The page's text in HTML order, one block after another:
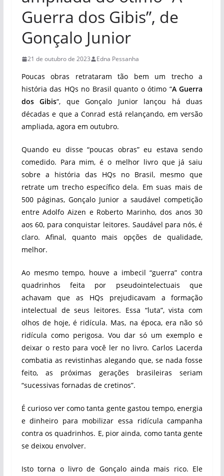
Guerra dos Gibis”, de
Gonçalo Junior
21 de outubro de 2023 Edna Pessanha
Poucas obras retrataram tão bem um trecho a
história das HQs no Brasil quanto o ótimo “A Guerra
dos Gibis“, que Gonçalo Junior lançou há duas
décadas e que a Conrad está relançando, em versão
ampliada, agora em outubro.
Quando eu disse “poucas obras” eu estava sendo
comedido. Para mim, é o melhor livro que já saiu
sobre a história das HQs no Brasil, mesmo que
retrate um trecho específico dela. Em suas mais de
500 páginas, Gonçalo Junior a saudável competição
entre Adolfo Aizen e Roberto Marinho, dos anos 30
aos 60, para conquistar leitores. Saudável para nós, é
claro. Afinal, quanto mais opções de qualidade,
melhor.
Ao mesmo tempo, houve a imbecil “guerra” contra
quadrinhos feita por pseudointelectuais que
achavam que as HQs prejudicavam a formação
intelectual de seus leitores. Essa “luta”, vista com
olhos de hoje, é ridícula. Mas, na época, era não só
ridícula como perigosa. Vou dar só um exemplo e
deixar o resto para você ler no livro. Carlos Lacerda
combatia as revistinhas alegando que, se nada fosse
feito, as próximas gerações brasileiras seriam
“sucessivas fornadas de cretinos”.
É curioso ver como tanta gente gastou tempo, energia
e dinheiro para mobilizar essa ridícula campanha
contra os quadrinhos. E, pior ainda, como tanta gente
se deixou envolver.
Isto torna o livro de Gonçalo ainda mais rico. Ele